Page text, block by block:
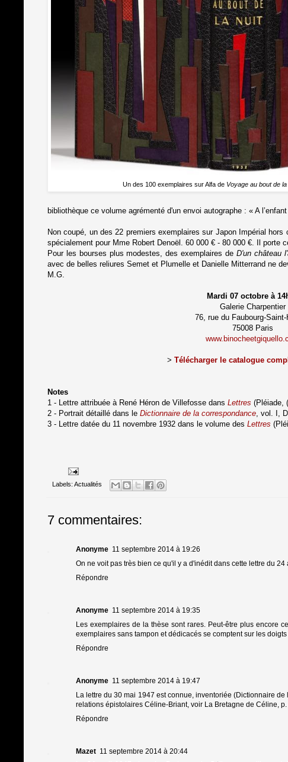
Un des 100 exemplaires sur Alfa de Voyage au bout de la
bibliothèque ce volume agrémenté d'un envoi autographe : « A
Non coupé, un des 22 premiers exemplaires sur Japon Impérial
spécialement pour Mme Robert Denoël. 60 000 € - 80 000 €. Il porte
Pour les bourses plus modestes, des exemplaires de D'un château
avec de belles reliures Semet et Plumelle et Danielle Mitterrand ne
M.G.
Mardi 07 octobre à
Galerie Charpentier
76, rue du Faubourg-Saint-
75008 Paris
>Télécharger le catalogue
Notes
1 - Lettre attribuée à René Héron de Villefosse dans Lettres (Pléiade,
2 - Portrait détaillé dans le Dictionnaire de la correspondance, vol. I,
3 - Lettre datée du 11 novembre 1932 dans le volume des Lettres
Labels: Actualités
7 commentaires:
Anonyme 11 septembre 2014 à 19:26
On ne voit pas très bien ce qu'il y a d'inédit dans cette lettre du
Répondre
Anonyme 11 septembre 2014 à 19:35
Les exemplaires de la thèse sont rares. Peut-être plus encore
exemplaires sans tampon et dédicacés se comptent sur les
Répondre
Anonyme 11 septembre 2014 à 19:47
La lettre du 30 mai 1947 est connue, inventoriée (Dictionnaire
relations épistolaires Céline-Briant, voir La Bretagne de Céline, p.
Répondre
Mazet 11 septembre 2014 à 20:44